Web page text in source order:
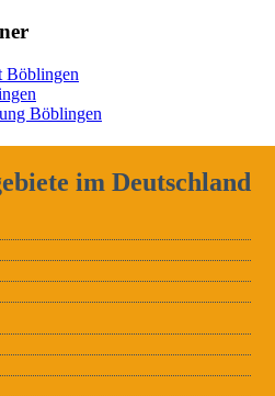
Böblingen
Böblingen
im Deutschland